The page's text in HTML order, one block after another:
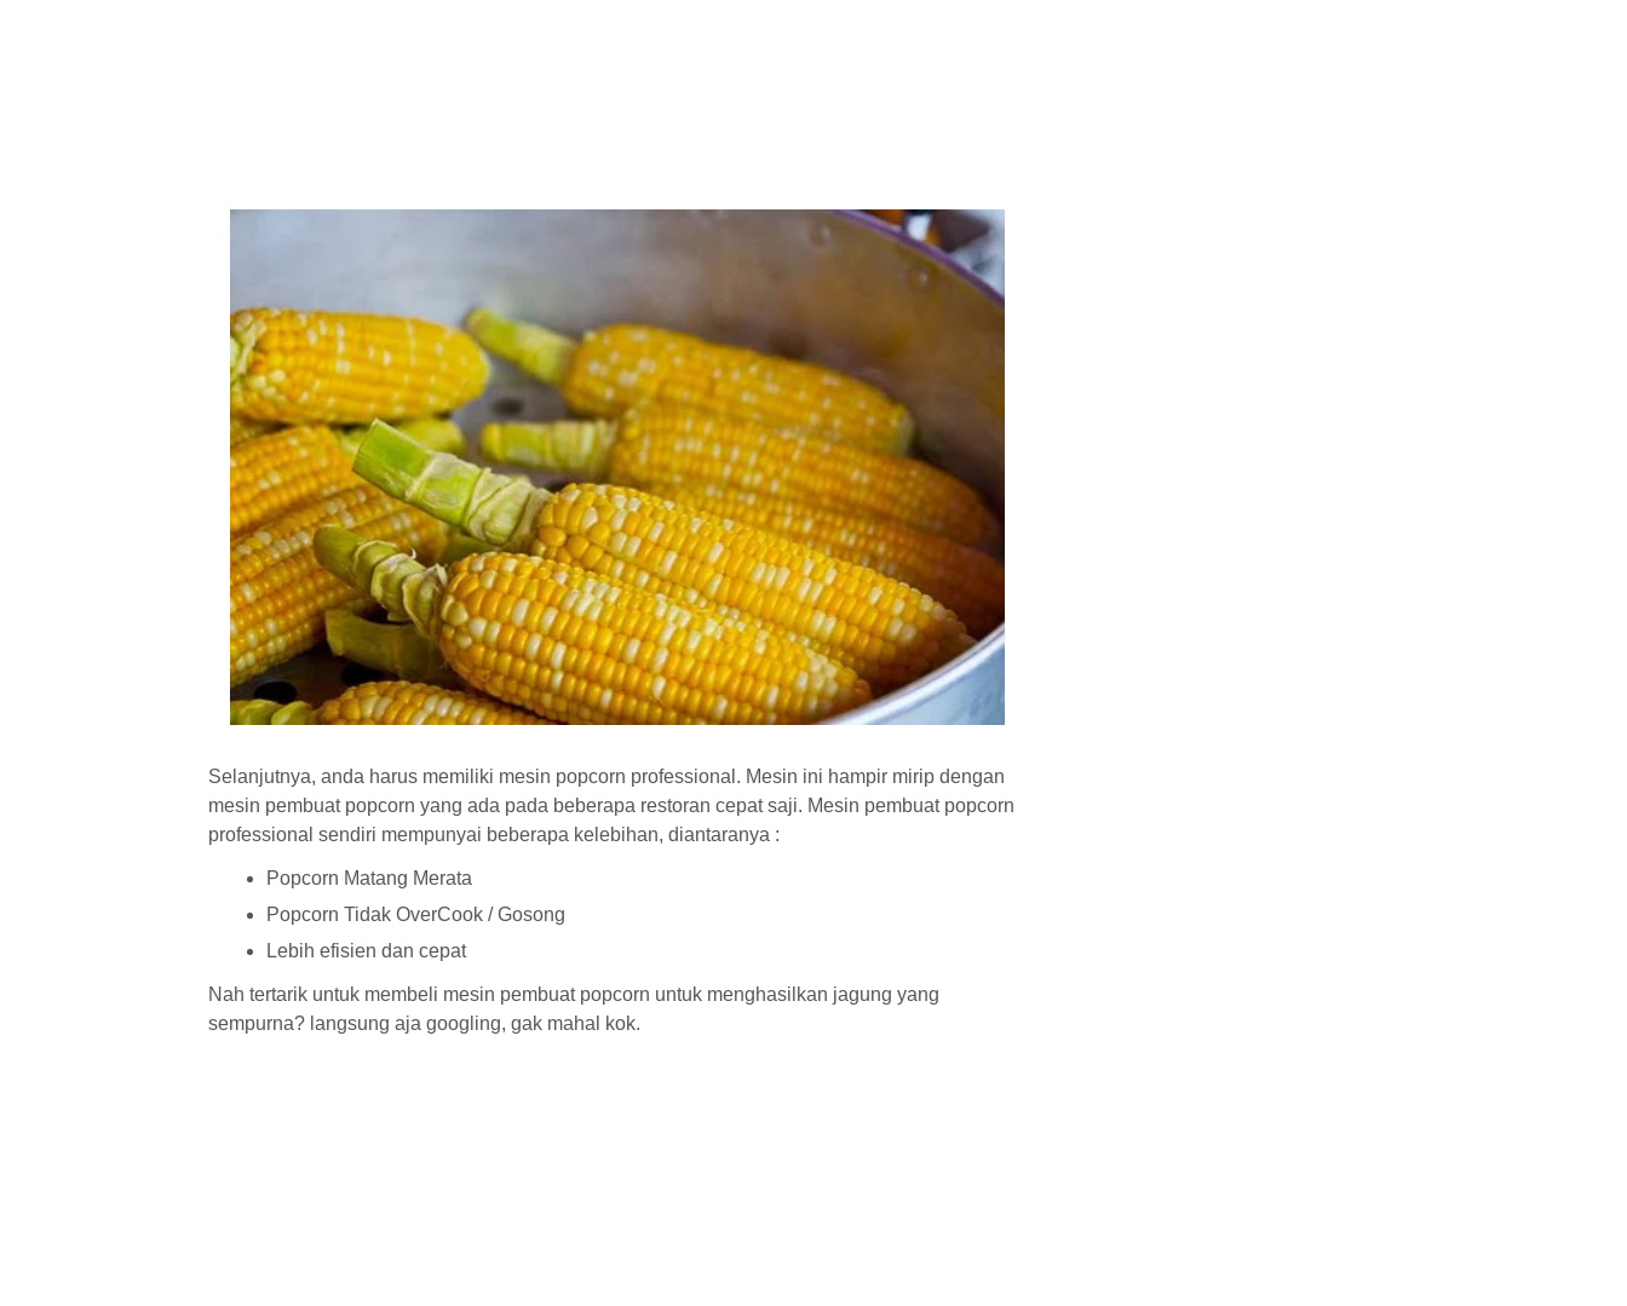
Selanjutnya, anda harus memiliki mesin popcorn professional. Mesin ini hampir mirip dengan
mesin pembuat popcorn yang ada pada beberapa restoran cepat saji. Mesin pembuat popcorn
professional sendiri mempunyai beberapa kelebihan, diantaranya :
Popcorn Matang Merata
Popcorn Tidak OverCook / Gosong
Lebih efisien dan cepat
Nah tertarik untuk membeli mesin pembuat popcorn untuk menghasilkan jagung yang
sempurna? langsung aja googling, gak mahal kok.